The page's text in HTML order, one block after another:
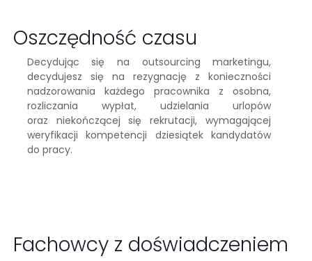
Oszczędność czasu
Decydując się na outsourcing marketingu,
decydujesz się na rezygnację z konieczności
nadzorowania każdego pracownika z osobna,
rozliczania wypłat, udzielania urlopów
oraz niekończącej się rekrutacji, wymagającej
weryfikacji kompetencji dziesiątek kandydatów
do pracy.
Fachowcy z doświadczeniem